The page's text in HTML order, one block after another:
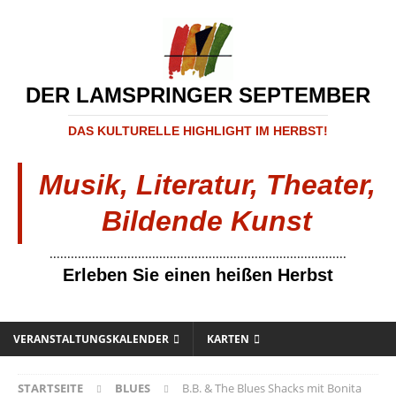
DER LAMSPRINGER SEPTEMBER
DAS KULTURELLE HIGHLIGHT IM HERBST!
Musik, Literatur, Theater,
Bildende Kunst
....................................................................................
Erleben Sie einen heißen Herbst
VERANSTALTUNGSKALENDER KARTEN
STARTSEITE BLUES B.B. & The Blues Shacks mit Bonita